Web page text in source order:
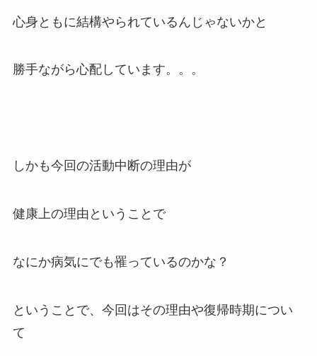
心身ともに結構やられているんじゃないかと
勝手ながら心配しています。。。
しかも今回の活動中断の理由が
健康上の理由ということで
なにか病気にでも罹っているのかな？
ということで、今回はその理由や復帰時期につい
て